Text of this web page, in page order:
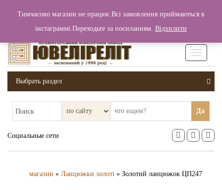
Вход / Регистрация 0 грн.
Выбрать раздел
Поиск Да
Социальные сети
магазин » Ланцюжки золоті » Золотий ланцюжок ЦП247
Тимчасово магазин не працює.Всі замовлення приймаються в
інстаграммі.Переходьте за посиланням. Відхилити